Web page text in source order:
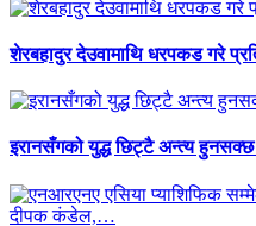
शेरबहादुर देउवामाथि धरपकड गरे
इरानसँगको युद्ध छिट्टै अन्त्य